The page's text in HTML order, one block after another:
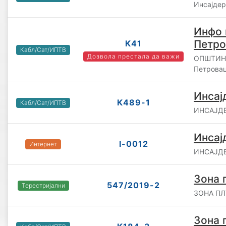
Кабл/Сат/ИПТВ
К41
Дозвола престала да важи
Инфо
Кабл/Сат/ИПТВ К489-1
Интернет I-0012
Терестријални 547/2019-2 Зона
ЗОНА
Зона